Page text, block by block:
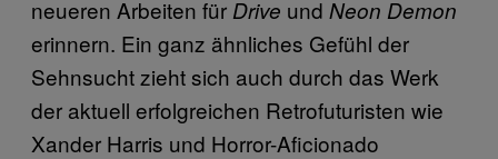
neueren Arbeiten für Drive und Neon Demon
erinnern. Ein ganz ähnliches Gefühl der
Sehnsucht zieht sich auch durch das Werk
der aktuell erfolgreichen Retrofuturisten wie
Xander Harris und Horror-Aficionado